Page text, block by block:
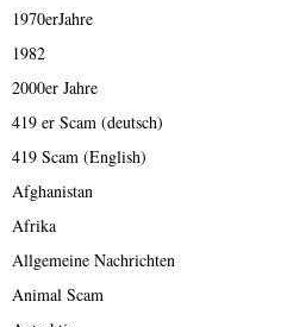
1970erJahre
1982
2000er Jahre
419 er Scam (deutsch)
419 Scam (English)
Afghanistan
Afrika
Allgemeine Nachrichten
Animal Scam